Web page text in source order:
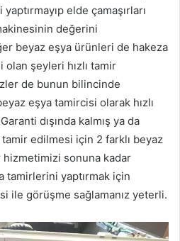
elde çamaşırları
değerini
beyaz eşya ürünleri de hakeza
şeyleri hızlı tamir
de bunun bilincinde
eşya tamircisi olarak hızlı
dışında kalmış ya da
edilmesi için 2 farklı beyaz
hizmetimizi sonuna kadar
tamirlerini yaptırmak için
ile görüşme sağlamanız yeterli.